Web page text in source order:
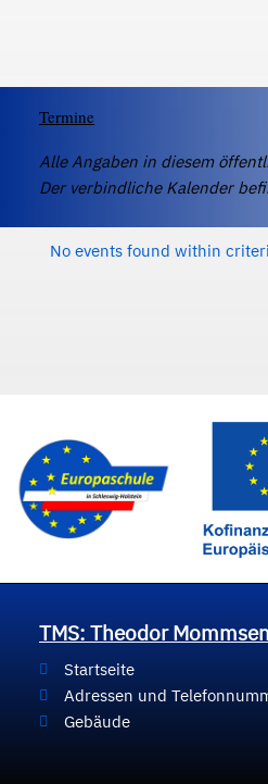
Termine
Alle Angaben in diesem
Der verbindliche Kalender
No events found within
TMS: Theodor
Startseite
Adressen und
Gebäude